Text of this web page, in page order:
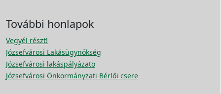
További honlapok
Vegyél részt!
Józsefvárosi Lakásügynökség
Józsefvárosi lakáspályázato
Józsefvárosi Önkormányzati Bérlői csere